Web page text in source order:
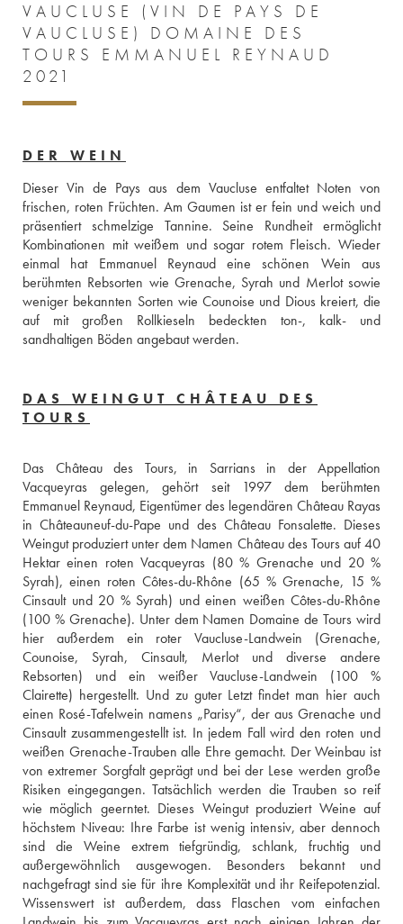
VAUCLUSE (VIN DE PAYS DE
VAUCLUSE) DOMAINE DES
TOURS EMMANUEL REYNAUD
2021
DER WEIN
Dieser Vin de Pays aus dem Vaucluse entfaltet Noten von
frischen, roten Früchten. Am Gaumen ist er fein und weich und
präsentiert schmelzige Tannine. Seine Rundheit ermöglicht
Kombinationen mit weißem und sogar rotem Fleisch. Wieder
einmal hat Emmanuel Reynaud eine schönen Wein aus
berühmten Rebsorten wie Grenache, Syrah und Merlot sowie
weniger bekannten Sorten wie Counoise und Dious kreiert, die
auf mit großen Rollkieseln bedeckten ton-, kalk- und
sandhaltigen Böden angebaut werden.
DAS WEINGUT CHÂTEAU DES
TOURS
Das Château des Tours, in Sarrians in der Appellation
Vacqueyras gelegen, gehört seit 1997 dem berühmten
Emmanuel Reynaud, Eigentümer des legendären Château Rayas
in Châteauneuf-du-Pape und des Château Fonsalette. Dieses
Weingut produziert unter dem Namen Château des Tours auf 40
Hektar einen roten Vacqueyras (80 % Grenache und 20 %
Syrah), einen roten Côtes-du-Rhône (65 % Grenache, 15 %
Cinsault und 20 % Syrah) und einen weißen Côtes-du-Rhône
(100 % Grenache). Unter dem Namen Domaine de Tours wird
hier außerdem ein roter Vaucluse-Landwein (Grenache,
Counoise, Syrah, Cinsault, Merlot und diverse andere
Rebsorten) und ein weißer Vaucluse-Landwein (100 %
Clairette) hergestellt. Und zu guter Letzt findet man hier auch
einen Rosé-Tafelwein namens „Parisy“, der aus Grenache und
Cinsault zusammengestellt ist. In jedem Fall wird den roten und
weißen Grenache-Trauben alle Ehre gemacht. Der Weinbau ist
von extremer Sorgfalt geprägt und bei der Lese werden große
Risiken eingegangen. Tatsächlich werden die Trauben so reif
wie möglich geerntet. Dieses Weingut produziert Weine auf
höchstem Niveau: Ihre Farbe ist wenig intensiv, aber dennoch
sind die Weine extrem tiefgründig, schlank, fruchtig und
außergewöhnlich ausgewogen. Besonders bekannt und
nachgefragt sind sie für ihre Komplexität und ihr Reifepotenzial.
Wissenswert ist außerdem, dass Flaschen vom einfachen